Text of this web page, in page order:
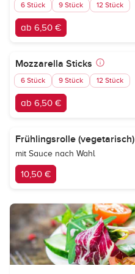
6 Stück 9 Stück 12 Stück
ab 6,50 €
Mozzarella Sticks
6 Stück 9 Stück 12 Stück
ab 6,50 €
Frühlingsrolle (vegetarisch)
mit Sauce nach Wahl
10,50 €